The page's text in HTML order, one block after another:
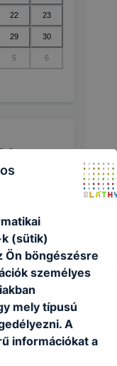
22 23
29 30
5 6
a
k (sütik)
Ön böngészésre
személyes
mely típusú
A
információkat a